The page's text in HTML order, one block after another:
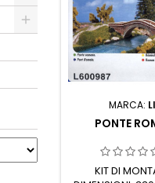
MARCA:
PONTE
KIT DI